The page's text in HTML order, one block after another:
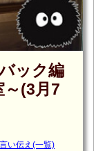
ック編
(3月7
い伝え(一覧)